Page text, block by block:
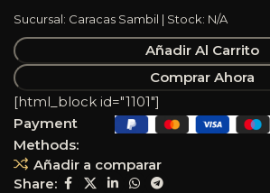
Sucursal: Caracas Sambil | Stock: N/A
Añadir Al Carrito
Comprar Ahora
Añadir a comparar
Share:
[html_block id="1101"]
Payment
Methods: